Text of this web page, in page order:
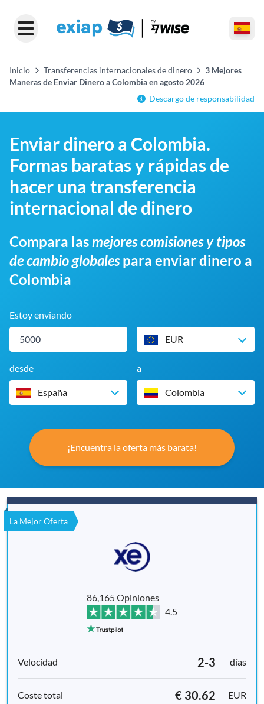
Inicio Transferencias internacionales de dinero
3 Mejores
Maneras de Enviar Dinero a Colombia en agosto 2026
Descargo de responsabilidad
Enviar dinero a Colombia.
Formas baratas y rápidas de
hacer una transferencia
internacional de dinero
Compara lasmejores comisiones y tipos
de cambio globalespara enviar dinero a
Colombia
Estoy enviando
EUR
desde
España
a
Colombia
¡Encuentra la oferta más barata!
La Mejor Oferta
86,165 Opiniones
4.5
2-3 días
€ 30.62
EUR